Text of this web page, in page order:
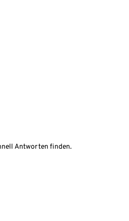
Antworten finden.